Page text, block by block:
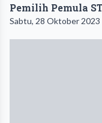
Pemilih Pemula
Sabtu, 28 Oktober 2023